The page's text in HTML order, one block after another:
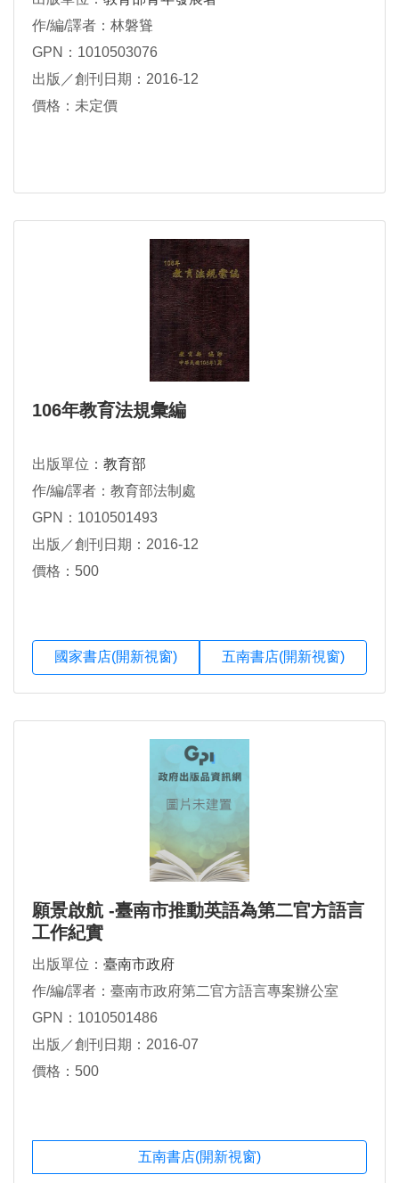
作/編/譯者：林磐聳
GPN：1010503076
出版／創刊日期：2016-12
價格：未定價
106年教育法規彙編
出版單位： 教育部
作/編/譯者：教育部法制處
GPN：1010501493
出版／創刊日期：2016-12
價格：500
國家書店(開新視窗) 五南書店(開新視窗)
願景啟航 -臺南市推動英語為第二官方語言
工作紀實
出版單位： 臺南市政府
作/編/譯者：臺南市政府第二官方語言專案辦公室
GPN：1010501486
出版／創刊日期：2016-07
價格：500
五南書店(開新視窗)